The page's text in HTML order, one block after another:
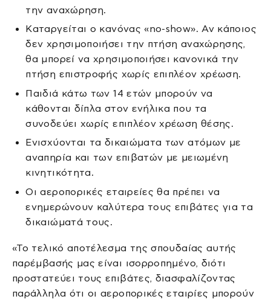
την αναχώρηση.
Καταργείται ο κανόνας «no-show». Αν κάποιος
δεν χρησιμοποιήσει την πτήση αναχώρησης,
θα μπορεί να χρησιμοποιήσει κανονικά την
πτήση επιστροφής χωρίς επιπλέον χρέωση.
Παιδιά κάτω των 14 ετών μπορούν να
κάθονται δίπλα στον ενήλικα που τα
συνοδεύει χωρίς επιπλέον χρέωση θέσης.
Ενισχύονται τα δικαιώματα των ατόμων με
αναπηρία και των επιβατών με μειωμένη
κινητικότητα.
Οι αεροπορικές εταιρείες θα πρέπει να
ενημερώνουν καλύτερα τους επιβάτες για τα
δικαιώματά τους.
«Το τελικό αποτέλεσμα της σπουδαίας αυτής
παρέμβασής μας είναι ισορροπημένο, διότι
προστατεύει τους επιβάτες, διασφαλίζοντας
παράλληλα ότι οι αεροπορικές εταιρίες μπορούν